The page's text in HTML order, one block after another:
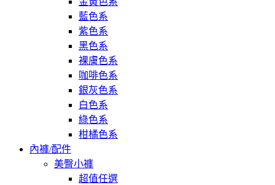
藍色系
紫色系
黑色系
裸膚色系
咖啡色系
銀灰色系
白色系
綠色系
柑橘色系
內褲/配件
美臀小褲
超值任選